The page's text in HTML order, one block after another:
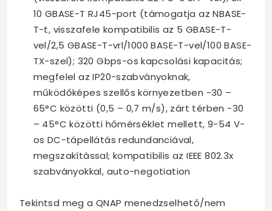
10 GBASE-T RJ45-port (támogatja az NBASE-
T-t, visszafele kompatibilis az 5 GBASE-T-
vel/2,5 GBASE-T-vrl/1000 BASE-T-vel/100 BASE-
TX-szel); 320 Gbps-os kapcsolási kapacitás;
megfelel az IP20-szabványoknak,
működőképes szellős környezetben -30 –
65°C közötti (0,5 – 0,7 m/s), zárt térben -30
– 45°C közötti hőmérséklet mellett, 9-54 V-
os DC-tápellátás redundanciával,
megszakítással; kompatibilis az IEEE 802.3x
szabványokkal, auto-negotiation
Tekintsd meg a QNAP menedzselhető/nem